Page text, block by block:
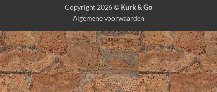
Copyright 2026 © Kurk & Go
Algemene voorwaarden